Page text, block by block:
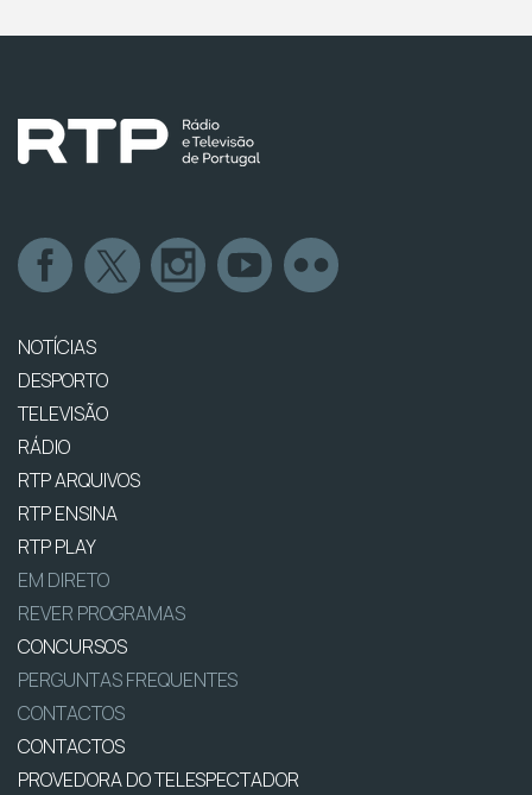
NOTÍCIAS
DESPORTO
TELEVISÃO
RÁDIO
RTP ARQUIVOS
RTP ENSINA
RTP PLAY
EM DIRETO
REVER PROGRAMAS
CONCURSOS
PERGUNTAS FREQUENTES
CONTACTOS
CONTACTOS
PROVEDORA DO TELESPECTADOR